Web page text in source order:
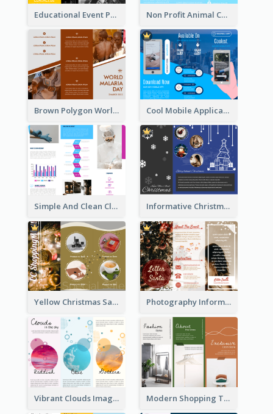
Educational Event Program Bi Fold Brochure Non Profit Animal Community Tri Fold Brochure
Brown Polygon World Malaria Day Brochure Cool Mobile Application Promotional Brochure Design
Simple And Clean Clinic Brochure Design Ideas Informative Christmas Brochure With Graphics And Photos
Yellow Christmas Sale Brochure With Images Of Products Photography Informative Christmas Event Brochure
Vibrant Clouds Imagery Tri Fold Brochure Modern Shopping Tri Fold Brochure